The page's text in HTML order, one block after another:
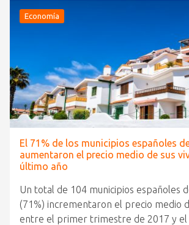
Economía
El 71% de los municipios españoles
aumentaron el precio medio de sus
último año
Un total de 104 municipios españoles
(71%) incrementaron el precio medio
entre el primer trimestre de 2017 y